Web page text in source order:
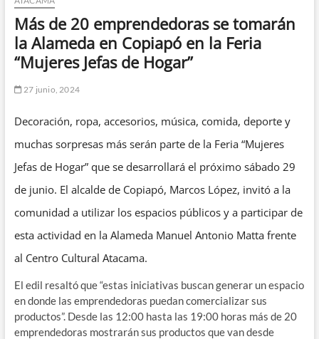
Más de 20 emprendedoras se tomarán
la Alameda en Copiapó en la Feria
“Mujeres Jefas de Hogar”
27 junio, 2024
Decoración, ropa, accesorios, música, comida, deporte y
muchas sorpresas más serán parte de la Feria “Mujeres
Jefas de Hogar” que se desarrollará el próximo sábado 29
de junio. El alcalde de Copiapó, Marcos López, invitó a la
comunidad a utilizar los espacios públicos y a participar de
esta actividad en la Alameda Manuel Antonio Matta frente
al Centro Cultural Atacama.
El edil resaltó que “estas iniciativas buscan generar un espacio
en donde las emprendedoras puedan comercializar sus
productos”. Desde las 12:00 hasta las 19:00 horas más de 20
emprendedoras mostrarán sus productos que van desde